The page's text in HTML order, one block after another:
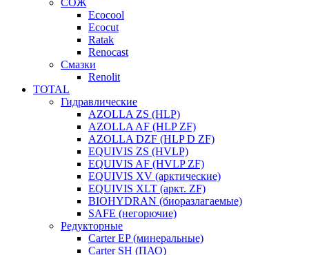
СОЖ
Ecocool
Ecocut
Ratak
Renocast
Смазки
Renolit
TOTAL
Гидравлические
AZOLLA ZS (HLP)
AZOLLA AF (HLP ZF)
AZOLLA DZF (HLP D ZF)
EQUIVIS ZS (HVLP)
EQUIVIS AF (HVLP ZF)
EQUIVIS XV (арктические)
EQUIVIS XLT (аркт. ZF)
BIOHYDRAN (биоразлагаемые)
SAFE (негорючие)
Редукторные
Carter EP (минеральные)
Carter SH (ПАО)